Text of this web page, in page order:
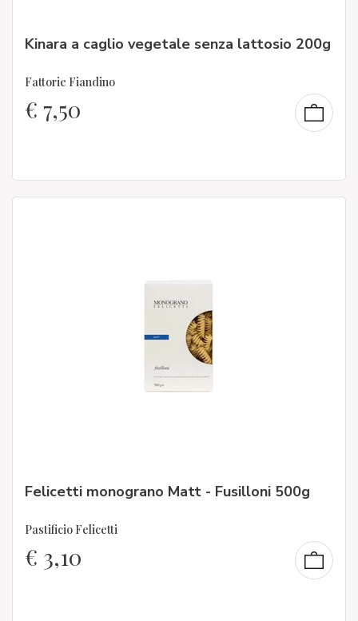
Kinara a caglio vegetale senza lattosio 200g
Fattorie Fiandino
€ 7,50
Felicetti monograno Matt - Fusilloni 500g
Pastificio Felicetti
€ 3,10